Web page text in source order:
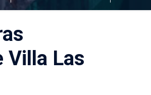
Villa Las